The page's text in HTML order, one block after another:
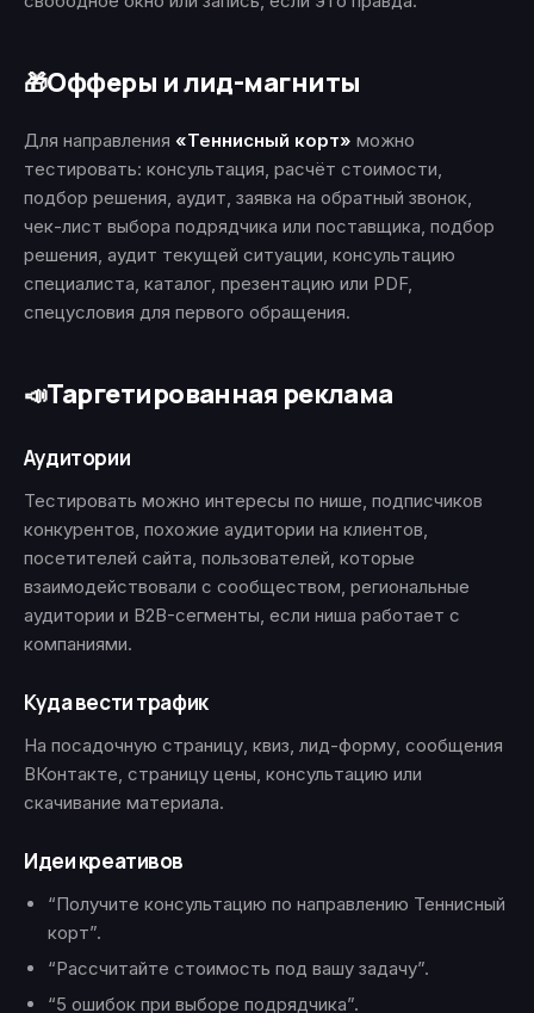
🎁Офферы и лид-магниты
Для направления «Теннисный корт» можно
тестировать: консультация, расчёт стоимости,
подбор решения, аудит, заявка на обратный звонок,
чек-лист выбора подрядчика или поставщика, подбор
решения, аудит текущей ситуации, консультацию
специалиста, каталог, презентацию или PDF,
спецусловия для первого обращения.
📣Таргетированная реклама
Аудитории
Тестировать можно интересы по нише, подписчиков
конкурентов, похожие аудитории на клиентов,
посетителей сайта, пользователей, которые
взаимодействовали с сообществом, региональные
аудитории и B2B-сегменты, если ниша работает с
компаниями.
Куда вести трафик
На посадочную страницу, квиз, лид-форму, сообщения
ВКонтакте, страницу цены, консультацию или
скачивание материала.
Идеи креативов
“Получите консультацию по направлению Теннисный
корт”.
“Рассчитайте стоимость под вашу задачу”.
“5 ошибок при выборе подрядчика”.